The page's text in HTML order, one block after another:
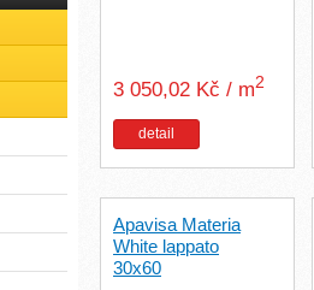
3 050,02 Kč / m2
detail
Apavisa Materia
White lappato
30x60